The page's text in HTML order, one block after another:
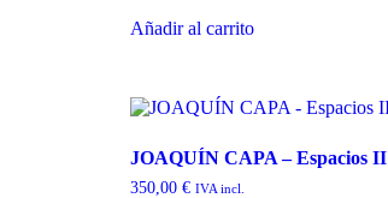
Añadir al carrito
JOAQUÍN CAPA – Espacios II
350,00 € IVA incl.